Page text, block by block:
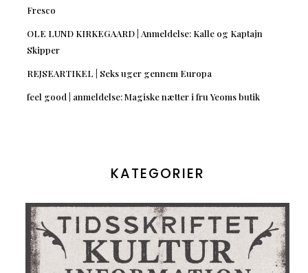
Fresco
OLE LUND KIRKEGAARD | Anmeldelse: Kalle og Kaptajn
Skipper
REJSEARTIKEL | Seks uger gennem Europa
feel good | anmeldelse: Magiske nætter i fru Yeoms butik
KATEGORIER